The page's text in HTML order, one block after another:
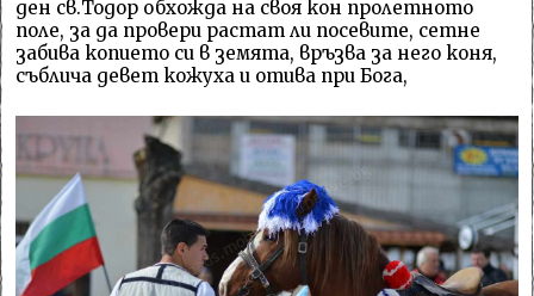
ден св.Тодор обхожда на своя кон пролетното
поле, за да провери растат ли посевите, сетне
забива копието си в земята, връзва за него коня,
съблича девет кожуха и отива при Бога,